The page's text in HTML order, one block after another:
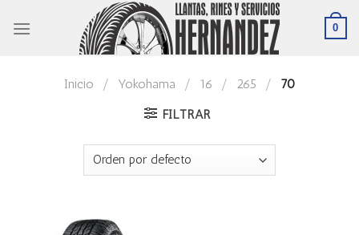
0
Inicio / Yokohama / 16 / 265 /
70
FILTRAR